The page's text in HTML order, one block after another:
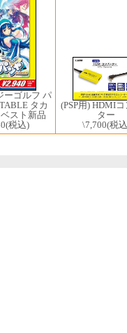
ーゴルフ パ
タカ
スト新品
(税込)
(PSP用) HDMI
ター
\7,700(税